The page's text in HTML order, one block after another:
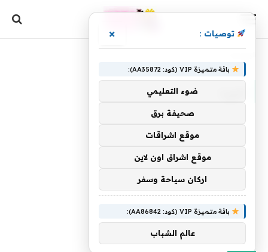
توصيات : ×
باقة متميزة VIP (كود: AA35872):
ضوء التعليمي
صحيفة برق
موقع اشراقات
موقع اشراق اون لاين
اركان سياحة وسفر
باقة متميزة VIP (كود: AA86842):
عالم الشباب